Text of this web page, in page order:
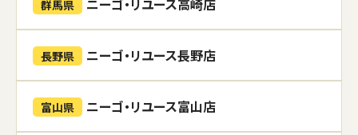
群馬県
長野県 ニーゴ・リユース長野店
富山県 ニーゴ・リユース富山店